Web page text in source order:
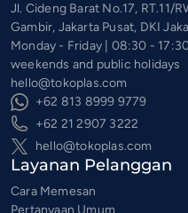
Jl. Cideng Barat No.17, RT.11/
Gambir, Jakarta Pusat, DKI
Monday - Friday | 08:30 -
weekends and public holidays
hello@tokoplas.com
+62 813 8999 9779
+62 21 2907 3222
hello@tokoplas.com
Layanan Pelanggan
Cara Memesan